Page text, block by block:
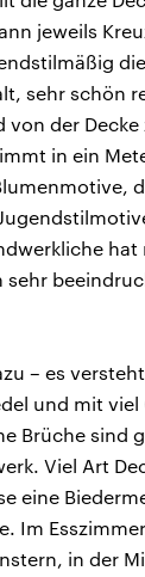
jeweils
sehr schön
der Decke
in ein
sehr
– es
und mit viel
Brüche sind
Viel Art
eine
Im
in der